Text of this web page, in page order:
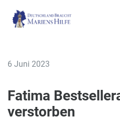
6 Juni 2023
Fatima
verstorben